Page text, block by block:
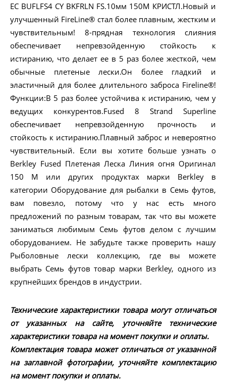
ЕС BUFLFS4 CY BKFRLN FS.10мм 150М КРИСТЛ.Новый и
улучшенный FireLine® стал более плавным, жестким и
чувствительным! 8-прядная технология слияния
обеспечивает непревзойденную стойкость к
истиранию, что делает ее в 5 раз более жесткой, чем
обычные плетеные лески.Он более гладкий и
эластичный для более длительного заброса Fireline®!
Функции:В 5 раз более устойчива к истиранию, чем у
ведущих конкурентов.Fused 8 Strand Superline
обеспечивает непревзойденную прочность и
стойкость к истиранию.Плавный заброс и невероятно
чувствительный. Если вы хотите больше узнать о
Berkley Fused Плетеная Леска Линия огня Оригинал
150 M или других продуктах марки Berkley в
категории Оборудование для рыбалки в Семь футов,
вам повезло, потому что у нас есть много
предложений по разным товарам, так что вы можете
заниматься любимым Семь футов делом с лучшим
оборудованием. Не забудьте также проверить нашу
Рыболовные лески коллекцию, где вы можете
выбрать Семь футов товар марки Berkley, одного из
крупнейших брендов в индустрии.
Технические характеристики товара могут отличаться
от указанных на сайте, уточняйте технические
характеристики товара на момент покупки и оплаты.
Комплектация товара может отличаться от указанной
на заглавной фотографии, уточняйте комплектацию
на момент покупки и оплаты.